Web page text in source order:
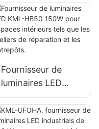
pour l'éclairage
intérieur d'usines,
d'entrepôts, etc.
Fournisseur de
luminaires LED
KML-HB50 150W
pour espaces
intérieurs tels que